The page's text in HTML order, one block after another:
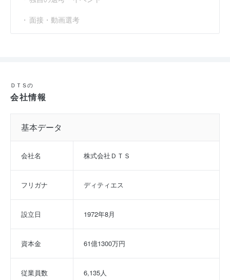
選考フロー : 応募
参加人数 : 30人
参加学生の大学 : 自己紹介の場はありましたが学歴を言わなかった
ので分かりません。
インターンシップへの参加が本選考でも有利になると思いました
か？ : いいえ
面接・動画選考
ＤＴＳの
会社情報
基本データ
会社名 株式会社ＤＴＳ
フリガナ ディティエス
設立日 1972年8月
資本金 61億1300万円
従業員数 6,135人